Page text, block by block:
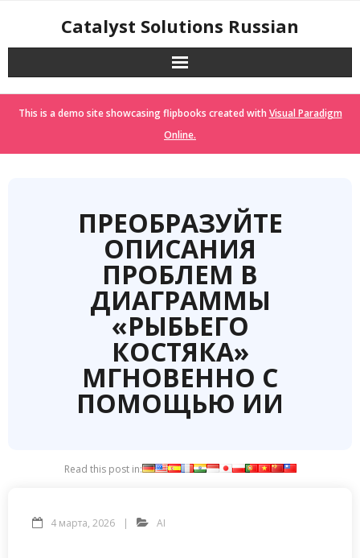
Catalyst Solutions Russian
This is a demo site showcasing flipbooks created with Visual Paradigm
Online.
ПРЕОБРАЗУЙТЕ
ОПИСАНИЯ
ПРОБЛЕМ В
ДИАГРАММЫ
«РЫБЬЕГО
КОСТЯКА»
МГНОВЕННО С
ПОМОЩЬЮ ИИ
Read this post in:
4 марта, 2026 AI